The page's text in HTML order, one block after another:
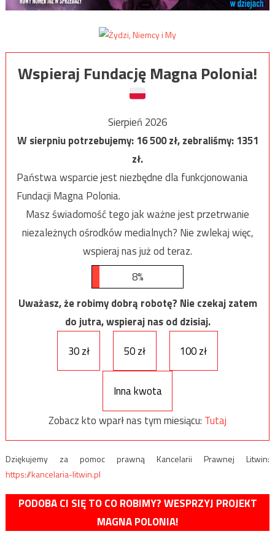
Wspieraj Fundację Magna Polonia!
Sierpień 2026
W sierpniu potrzebujemy:16 500zł, zebraliśmy:1351
zł.
Państwa wsparcie jest niezbędne dla funkcjonowania
Fundacji Magna Polonia.
Masz świadomość tego jak ważne jest przetrwanie
niezależnych ośrodków medialnych? Nie zwlekaj więc,
wspieraj nas już od teraz.
8%
Uważasz, że robimy dobrą robotę? Nie czekaj zatem
do jutra, wspieraj nas od dzisiaj.
30 zł
50 zł 100 zł
Inna kwota
Zobacz kto wparł nas tym miesiącu: Tutaj
Dziękujemy za pomoc prawną Kancelarii Prawnej Litwin:
https://kancelaria-litwin.pl
PODOBA CI SIĘ TO CO ROBIMY? WESPRZYJ PROJEKT
MAGNA POLONIA!